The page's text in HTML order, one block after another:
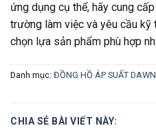
ứng dụng cụ thể, hãy cung
trường làm việc và yêu cầu kỹ
chọn lựa sản phẩm phù hợp
Danh mục: ĐỒNG HỒ ÁP SUẤT
CHIA SẺ BÀI VIẾT NÀY: